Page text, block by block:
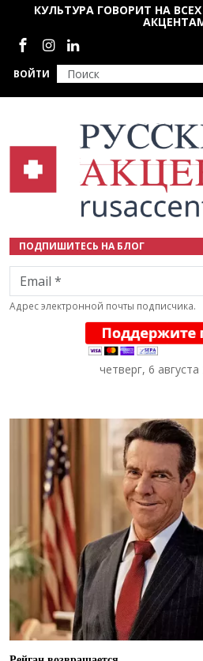
Перейти к основному содержанию
ВОЙТИ
КУЛЬТУРА ГОВОРИТ НА
Социальные сети
ПОДПИШИТЕСЬ НА БЛОГ
Email
Адрес электронной почты подписчика.
четверг, 6